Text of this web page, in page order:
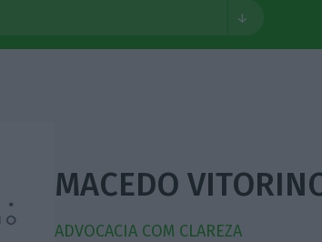
e Arbitragem
e Compliance
MACEDO
ADVOCACIA COM CLAREZA